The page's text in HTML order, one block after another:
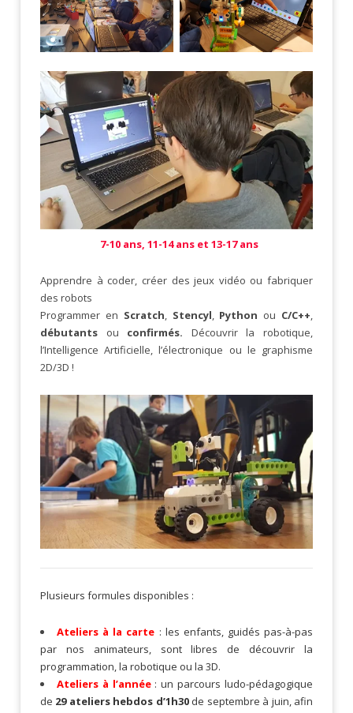
7-10 ans, 11-14 ans et 13-17 ans
Apprendre à coder, créer des jeux vidéo ou fabriquer
des robots
Programmer en Scratch, Stencyl, Python ou C/C++,
débutants ou confirmés. Découvrir la robotique,
l’Intelligence Artificielle, l’électronique ou le graphisme
2D/3D !
Plusieurs formules disponibles :
Ateliers à la carte : les enfants, guidés pas-à-pas
par nos animateurs, sont libres de découvrir la
programmation, la robotique ou la 3D.
Ateliers à l’année : un parcours ludo-pédagogique
de 29 ateliers hebdos d’1h30de septembre à juin, afin